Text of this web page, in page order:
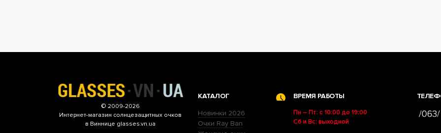
© 2009-2026
Интернет-магазин солнцезащитных очков
в Виннице glasses.vn.ua
КАТАЛОГ
Новинки 2026
Очки Ray Ban
ВРЕМЯ РАБОТЫ
Пн – Пт: с 10:00 до 19:00
Сб и Вс: выходной